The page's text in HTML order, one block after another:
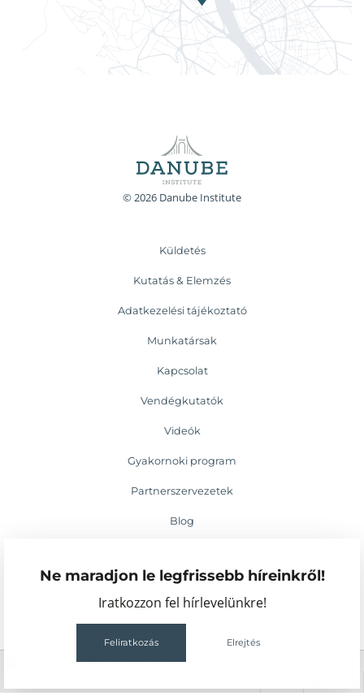
Ne maradjon le legfrissebb híreinkről!
Iratkozzon fel hírlevelünkre!
Feliratkozás Elrejtés
© 2026 Danube Institute
Küldetés
Kutatás & Elemzés
Adatkezelési tájékoztató
Munkatársak
Kapcsolat
Vendégkutatók
Videók
Gyakornoki program
Partnerszervezetek
Blog
Események